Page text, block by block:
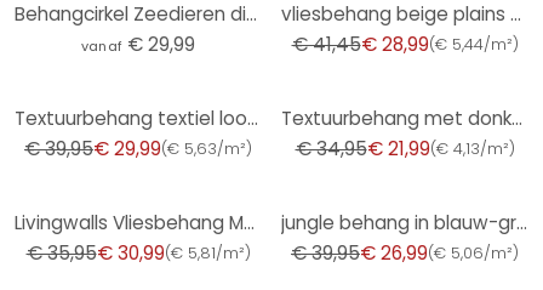
Behangcirkel Zeedieren diep in de oceaan - Oliver Robins - vliesbehang/zelfklevend vliesbehang
vanaf € 29,99
vliesbehang beige plains voor woonkamer slaapkamer behang marburg
€ 41,45€ 28,99(€ 5,44/m²)
Textuurbehang textiel look spar groen - modern Vliesbehang discreet
€ 39,95€ 29,99(€ 5,63/m²)
Textuurbehang met donkerblauwe textiellook - Elegant Vliesbehang - Modern wandontwerp
€ 34,95€ 21,99(€ 4,13/m²)
Livingwalls Vliesbehang Metropolitan Stories
€ 35,95€ 30,99(€ 5,81/m²)
jungle behang in blauw-grijs - vliesbehang met tropische flair
€ 39,95€ 26,99(€ 5,06/m²)